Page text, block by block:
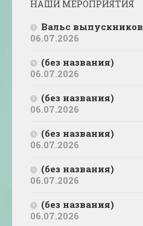
НАШИ МЕРОПРИЯТИЯ
Вальс выпускников
06.07.2026
(без названия)
06.07.2026
(без названия)
06.07.2026
(без названия)
06.07.2026
(без названия)
06.07.2026
(без названия)
06.07.2026